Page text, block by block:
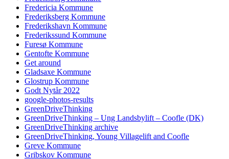
Fredericia Kommune
Frederiksberg Kommune
Frederikshavn Kommune
Frederikssund Kommune
Furesø Kommune
Gentofte Kommune
Get around
Gladsaxe Kommune
Glostrup Kommune
Godt Nytår 2022
google-photos-results
GreenDriveThinking
GreenDriveThinking – Ung Landsbylift – Coofle (DK)
GreenDriveThinking archive
GreenDriveThinking, Young Villagelift and Coofle
Greve Kommune
Gribskov Kommune